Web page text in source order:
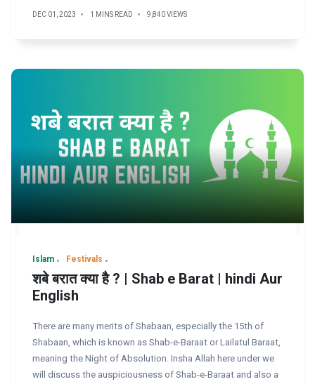
DEC 01, 2023 1 MINS READ 9,840 VIEWS
Islam Festivals
शबे बरात क्या है ? | Shab e Barat | hindi Aur
English
There are many merits of Shabaan, especially the 15th of
Shabaan, which is known as Shab-e-Baraat or Lailatul Baraat,
meaning the Night of Absolution. Insha Allah here under we
will discuss the auspiciousness of Shab-e-Baraat and also a